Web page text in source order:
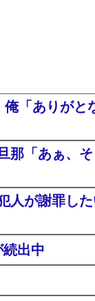
「ありがと
「あぁ、そ
人が謝罪し
出中